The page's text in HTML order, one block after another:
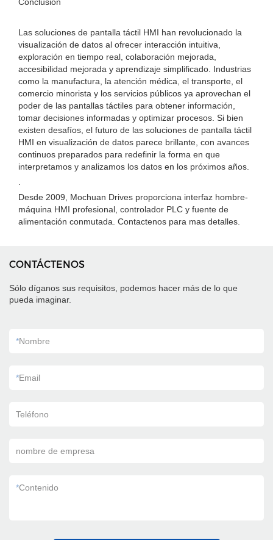
Las soluciones de pantalla táctil HMI han revolucionado la
visualización de datos al ofrecer interacción intuitiva,
exploración en tiempo real, colaboración mejorada,
accesibilidad mejorada y aprendizaje simplificado. Industrias
como la manufactura, la atención médica, el transporte, el
comercio minorista y los servicios públicos ya aprovechan el
poder de las pantallas táctiles para obtener información,
tomar decisiones informadas y optimizar procesos. Si bien
existen desafíos, el futuro de las soluciones de pantalla táctil
HMI en visualización de datos parece brillante, con avances
continuos preparados para redefinir la forma en que
interpretamos y analizamos los datos en los próximos años.
Desde 2009, Mochuan Drives proporciona interfaz hombre-
máquina HMI profesional, controlador PLC y fuente de
alimentación conmutada. Contactenos para mas detalles.
CONTÁCTENOS
Sólo díganos sus requisitos, podemos hacer más de lo que
pueda imaginar.
*Nombre
*Email
Teléfono
nombre de empresa
*Contenido